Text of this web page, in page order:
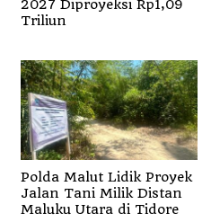
2027 Diproyeksi Rp1,09
Triliun
Polda Malut Lidik Proyek
Jalan Tani Milik Distan
Maluku Utara di Tidore